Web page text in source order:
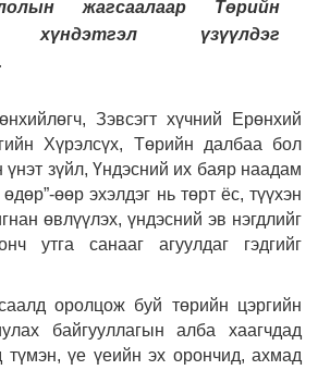
жагсаалаар Төрийн
хүндэтгэл үзүүлдэг
Зэвсэгт хүчний Ерөнхий
Хүрэлсүх, Төрийн далбаа бол
үнэт зүйл, Үндэсний их баяр наадам
өөр эхэлдэг нь төрт ёс, түүхэн
өвлүүлэх, үндэсний эв нэгдлийг
утга санааг агуулдаг гэдгийг
оролцож буй төрийн цэргийн
байгууллагын алба хаагчдад
үе үеийн эх орончид, ахмад